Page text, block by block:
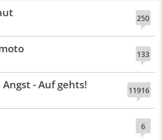
250
133
11916
- Auf gehts!
6